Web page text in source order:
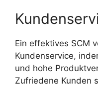
Ein effektives SCM
Kundenservice,
und hohe
Zufriedene Kunden